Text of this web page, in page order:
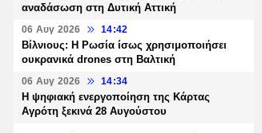
αναδάσωση στη Δυτική Αττική
06 Αυγ 2026 14:42
Βίλνιους: Η Ρωσία ίσως χρησιμοποιήσει
ουκρανικά drones στη Βαλτική
06 Αυγ 2026 14:34
Η ψηφιακή ενεργοποίηση της Κάρτας
Αγρότη ξεκινά 28 Αυγούστου